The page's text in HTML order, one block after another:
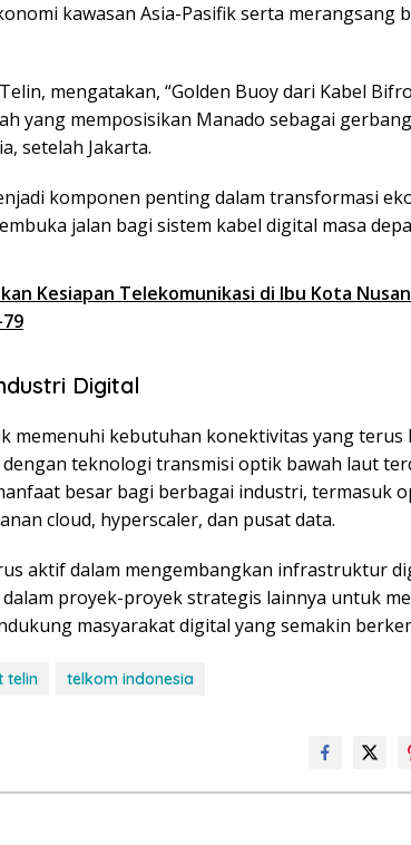
kawasan Asia-Pasifik serta merangsang
mengatakan, “Golden Buoy dari Kabel
yang memposisikan Manado sebagai gerbang
setelah Jakarta.
komponen penting dalam transformasi
jalan bagi sistem kabel digital masa
Kesiapan Telekomunikasi di Ibu Kota
Digital
memenuhi kebutuhan konektivitas yang terus
teknologi transmisi optik bawah laut
besar bagi berbagai industri, termasuk
cloud, hyperscaler, dan pusat data.
aktif dalam mengembangkan infrastruktur
proyek-proyek strategis lainnya untuk
masyarakat digital yang semakin
telin telkom indonesia